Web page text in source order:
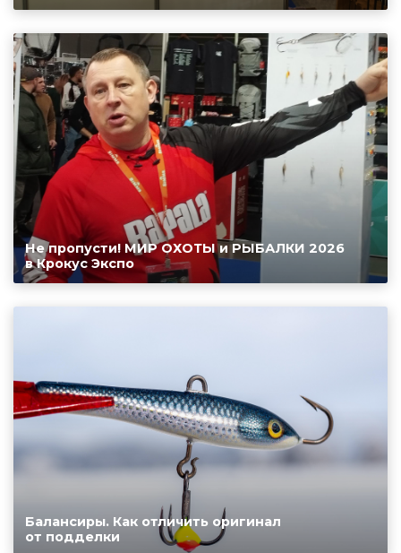
Не пропусти! МИР ОХОТЫ и РЫБАЛКИ 2026
в Крокус Экспо
Балансиры. Как отличить оригинал
от подделки